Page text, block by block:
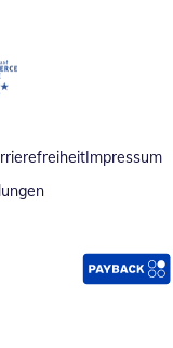
in neuem Fenster
Impressum